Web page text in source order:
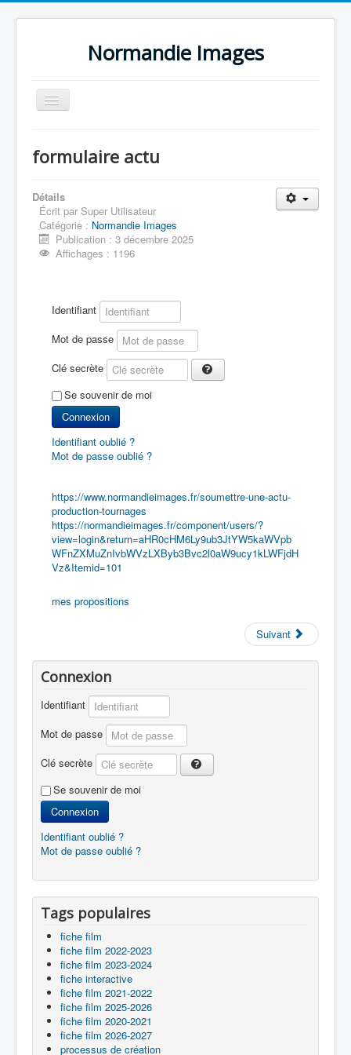
Normandie Images
Basculer
la
Création & Accompagnement
Production & Tournages
Éducation
Mémoire
formulaire actu
Détails
Écrit par Super Utilisateur
Catégorie : Normandie Images
Publication : 3 décembre 2025
Affichages : 1196
Identifiant
Mot de passe
Clé secrète
Se souvenir de moi
Connexion
Identifiant oublié ?
Mot de passe oublié ?
https://www.normandieimages.fr/soumettre-une-actu-
production-tournages
https://normandieimages.fr/component/users/?
view=login&return=aHR0cHM6Ly9ub3JtYW5kaWVpb
WFnZXMuZnIvbWVzLXByb3Bvc2l0aW9ucy1kLWFjdH
Vz&Itemid=101
mes propositions
Suivant
Connexion
Identifiant
Mot de passe
Clé secrète
Se souvenir de moi
Connexion
Identifiant oublié ?
Mot de passe oublié ?
Tags populaires
fiche film
fiche film 2022-2023
fiche film 2023-2024
fiche interactive
fiche film 2021-2022
fiche film 2025-2026
fiche film 2020-2021
fiche film 2026-2027
processus de création